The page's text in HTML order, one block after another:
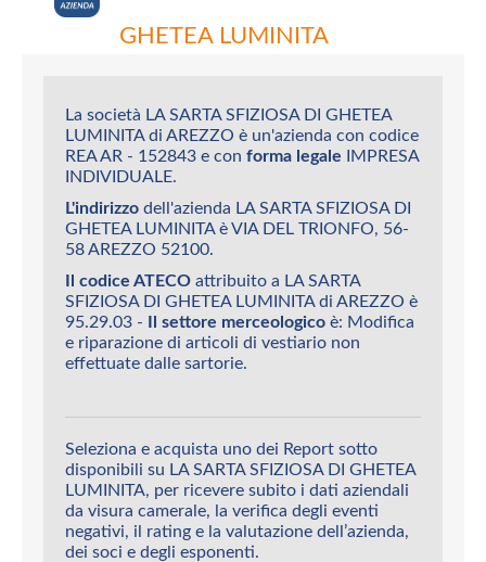
GHETEA LUMINITA
La società LA SARTA SFIZIOSA DI GHETEA
LUMINITA di AREZZO è un'azienda con codice
REA AR - 152843 e con forma legale IMPRESA
INDIVIDUALE.
L'indirizzo dell'azienda LA SARTA SFIZIOSA DI
GHETEA LUMINITA è VIA DEL TRIONFO, 56-
58 AREZZO 52100.
Il codice ATECO attribuito a LA SARTA
SFIZIOSA DI GHETEA LUMINITA di AREZZO è
95.29.03 - Il settore merceologico è: Modifica
e riparazione di articoli di vestiario non
effettuate dalle sartorie.
Seleziona e acquista uno dei Report sotto
disponibili su LA SARTA SFIZIOSA DI GHETEA
LUMINITA, per ricevere subito i dati aziendali
da visura camerale, la verifica degli eventi
negativi, il rating e la valutazione dell’azienda,
dei soci e degli esponenti.